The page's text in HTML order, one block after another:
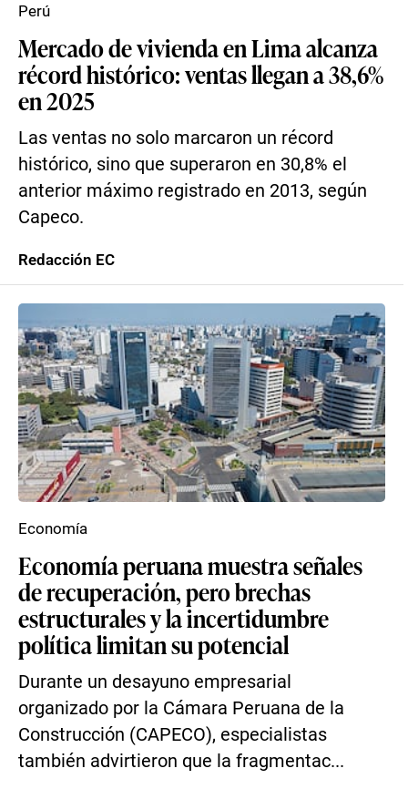
Mercado de vivienda en Lima alcanza
récord histórico: ventas llegan a 38,6%
en 2025
Las ventas no solo marcaron un récord
histórico, sino que superaron en 30,8% el
anterior máximo registrado en 2013, según
Capeco.
Perú
Redacción EC
Economía peruana muestra señales
de recuperación, pero brechas
estructurales y la incertidumbre
política limitan su potencial
Durante un desayuno empresarial
organizado por la Cámara Peruana de la
Construcción (CAPECO), especialistas
también advirtieron que la fragmentac...
Economía